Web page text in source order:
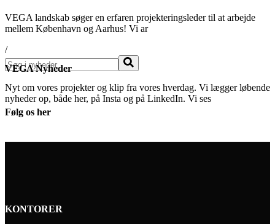
VEGA landskab søger en erfaren projekteringsleder til at arbejde
mellem København og Aarhus! Vi ar
/
Søg
VEGA Nyheder
Nyt om vores projekter og klip fra vores hverdag. Vi lægger løbende
nyheder op, både her, på Insta og på LinkedIn. Vi ses
Følg os her
KONTORER